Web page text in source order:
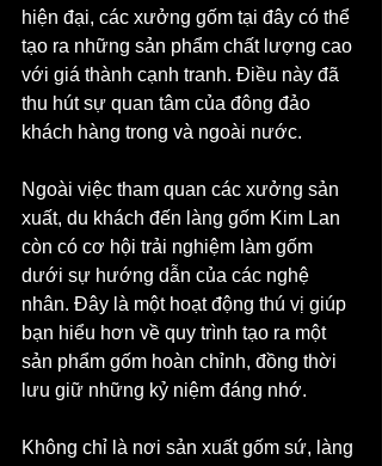
hiện đại, các xưởng gốm tại đây có thể
tạo ra những sản phẩm chất lượng cao
với giá thành cạnh tranh. Điều này đã
thu hút sự quan tâm của đông đảo
khách hàng trong và ngoài nước.
Ngoài việc tham quan các xưởng sản
xuất, du khách đến làng gốm Kim Lan
còn có cơ hội trải nghiệm làm gốm
dưới sự hướng dẫn của các nghệ
nhân. Đây là một hoạt động thú vị giúp
bạn hiểu hơn về quy trình tạo ra một
sản phẩm gốm hoàn chỉnh, đồng thời
lưu giữ những kỷ niệm đáng nhớ.
Không chỉ là nơi sản xuất gốm sứ, làng